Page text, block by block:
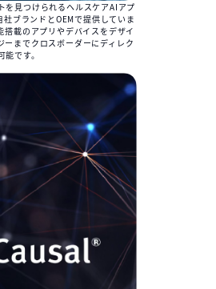
を見つけられるヘルスケアAIアプ
社ブランドとOEMで提供していま
搭載のアプリやデバイスをデザイ
ーまでクロスボーダーにディレク
です。